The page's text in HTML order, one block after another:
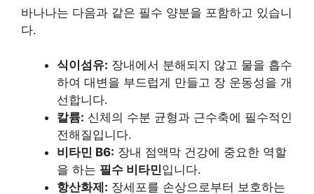
바나나는 다음과 같은 필수 양분을 포함하고 있습니
다.
식이섬유: 장내에서 분해되지 않고 물을 흡수
하여 대변을 부드럽게 만들고 장 운동성을 개
선합니다.
칼륨: 신체의 수분 균형과 근수축에 필수적인
전해질입니다.
비타민 B6: 장내 점액막 건강에 중요한 역할
을 하는 필수 비타민입니다.
항산화제: 장세포를 손상으로부터 보호하는